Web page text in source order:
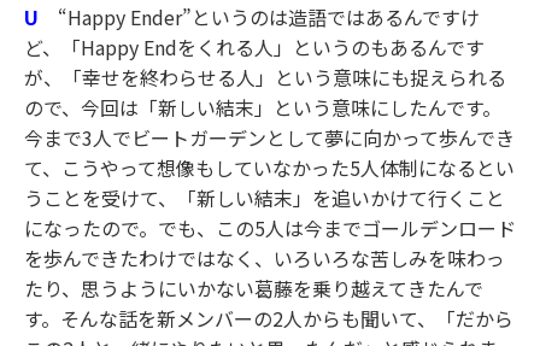
U “Happy Ender”というのは造語ではあるんですけ
ど、「Happy Endをくれる人」というのもあるんです
が、「幸せを終わらせる人」という意味にも捉えられる
ので、今回は「新しい結末」という意味にしたんです。
今まで3人でビートガーデンとして夢に向かって歩んでき
て、こうやって想像もしていなかった5人体制になるとい
うことを受けて、「新しい結末」を追いかけて行くこと
になったので。でも、この5人は今までゴールデンロード
を歩んできたわけではなく、いろいろな苦しみを味わっ
たり、思うようにいかない葛藤を乗り越えてきたんで
す。そんな話を新メンバーの2人からも聞いて、「だから